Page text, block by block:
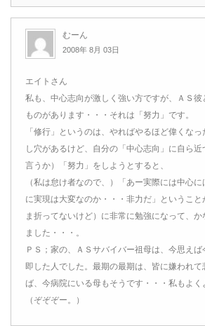
むーん
2008年 8月 03日
エイトさん
私も、中心志向が激しく強い方ですが、ＡＳ
ものがあります・・・それは「努力」です。
「修行」というのは、やればやるほど偉くな
し穴があるけど、自分の「中心志向」に自ら近
言うか）「努力」をしようとすると、
（私は怠け者なので、）「あー実際には中心
に実現は大変なのか・・・非力だ」というこ
ま折ってないけど）に非常に勉強になって、か
ました・・・。
ＰＳ；家の、ＡＳサバイバー祖母は、今思えば
即した人でした。最期の最期は、皆に嫌われて
ば、今病院にいる母もそうです・・・私もよく
（ぞぞぞー。）